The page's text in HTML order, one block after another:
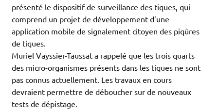
présenté le dispositif de surveillance des tiques, qui
comprend un projet de développement d’une
application mobile de signalement citoyen des piqûres
de tiques.
Muriel Vayssier-Taussat a rappelé que les trois quarts
des micro-organismes présents dans les tiques ne sont
pas connus actuellement. Les travaux en cours
devraient permettre de déboucher sur de nouveaux
tests de dépistage.